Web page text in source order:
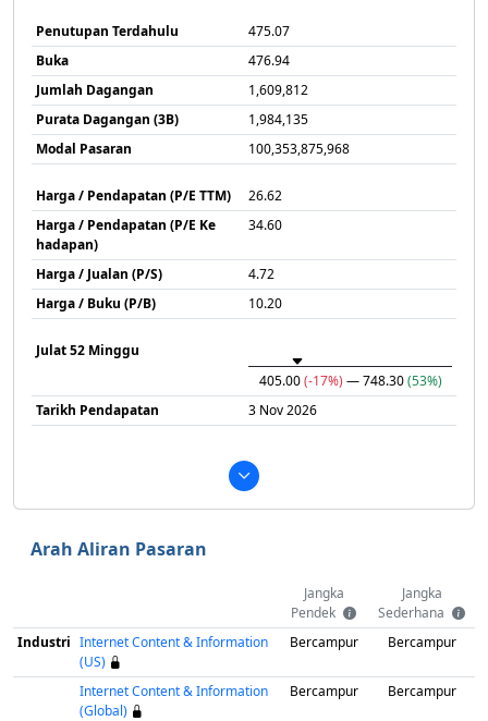
Penutupan Terdahulu
475.07
Buka
476.94
Jumlah Dagangan
1,609,812
Purata Dagangan (3B)
1,984,135
Modal Pasaran
100,353,875,968
Harga / Pendapatan (P/E TTM)
26.62
Harga / Pendapatan (P/E Ke
hadapan)
34.60
Harga / Jualan (P/S)
4.72
Harga / Buku (P/B)
10.20
Julat 52 Minggu
405.00(-17%) — 748.30(53%)
Tarikh Pendapatan
3 Nov 2026
Arah Aliran Pasaran
Jangka
Pendek
Jangka
Sederhana
Industri Internet Content & Information
(US)
Bercampur Bercampur
Internet Content & Information
(Global)
Bercampur Bercampur